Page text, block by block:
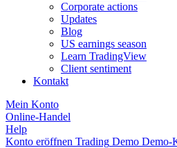
Corporate actions
Updates
Blog
US earnings season
Learn TradingView
Client sentiment
Kontakt
Mein Konto
Online-Handel
Help
Konto eröffnen Trading Demo Demo-